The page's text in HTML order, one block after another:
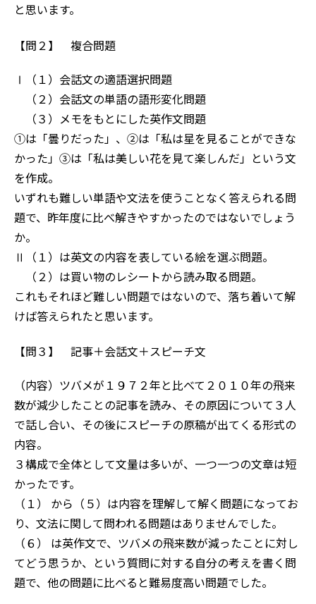
と思います。
【問２】 複合問題
Ⅰ（１）会話文の適語選択問題
（２）会話文の単語の語形変化問題
（３）メモをもとにした英作文問題
①は「曇りだった」、②は「私は星を見ることができな
かった」③は「私は美しい花を見て楽しんだ」という文
を作成。
いずれも難しい単語や文法を使うことなく答えられる問
題で、昨年度に比べ解きやすかったのではないでしょう
か。
Ⅱ（１）は英文の内容を表している絵を選ぶ問題。
（２）は買い物のレシートから読み取る問題。
これもそれほど難しい問題ではないので、落ち着いて解
けば答えられたと思います。
【問３】 記事＋会話文＋スピーチ文
（内容）ツバメが１９７２年と比べて２０１０年の飛来
数が減少したことの記事を読み、その原因について３人
で話し合い、その後にスピーチの原稿が出てくる形式の
内容。
３構成で全体として文量は多いが、一つ一つの文章は短
かったです。
（１） から（５）は内容を理解して解く問題になってお
り、文法に関して問われる問題はありませんでした。
（６） は英作文で、ツバメの飛来数が減ったことに対し
てどう思うか、という質問に対する自分の考えを書く問
題で、他の問題に比べると難易度高い問題でした。